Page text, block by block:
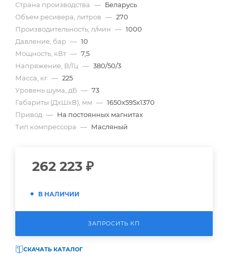
Страна производства — Беларусь
Объем ресивера, литров — 270
Производительность, л/мин — 1000
Давление, бар — 10
Мощность, кВт — 7,5
Напряжение, В/Гц — 380/50/3
Масса, кг — 225
Уровень шума, дБ — 73
Габариты (ДхШхВ), мм — 1650х595х1370
Привод — На постоянных магнитах
Тип компрессора — Масляный
262 223 ₽
В НАЛИЧИИ
ЗАПРОСИТЬ КП
СКАЧАТЬ КАТАЛОГ